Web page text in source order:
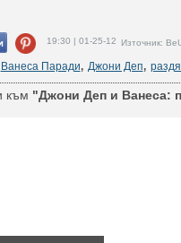
19:30 | 01-25-12 Източник:
Ванеса Паради, Джони Деп,
към "Джони Деп и Ванеса: